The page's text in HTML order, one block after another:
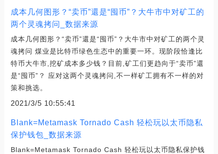
成本几何图形？“卖币”還是“囤币”？大牛市中对矿工的
两个灵魂拷问_数据来源
成本几何图形？“卖币”還是“囤币”？大牛市中对矿工的两个灵
魂拷问 煤业是比特币绿色生态中的重要一环。现阶段恰逢比
特币大牛市,挖矿成本多少钱？目前,矿工们更趋向于“卖币”還
是“囤币”？ 应对这两个灵魂拷问,不一样矿工拥有不一样的对
策和挑选。
2021/3/5 10:55:41
Blank=Metamask Tornado Cash 轻松玩以太币隐私
保护钱包_数据来源
Blank=Metamask Tornado Cash 轻松玩以太币隐私保护钱